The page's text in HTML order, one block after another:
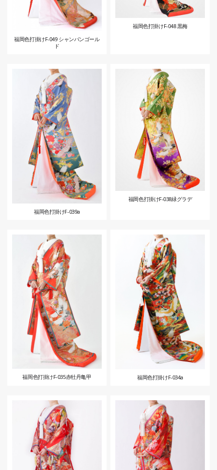
福岡色打掛けF-049 シャンパンゴール
ド
福岡色打掛けF-048 黒梅
福岡色打掛けF-039a
福岡色打掛けF-038緑グラデ
福岡色打掛けF-035赤牡丹亀甲 福岡色打掛けF-034a